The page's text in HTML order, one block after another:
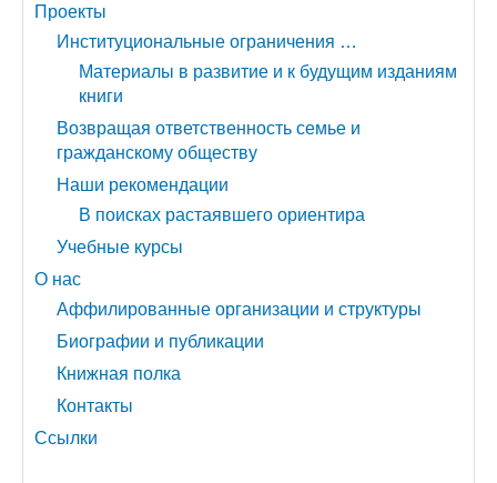
Проекты
Институциональные ограничения …
Материалы в развитие и к будущим изданиям
книги
Возвращая ответственность семье и
гражданскому обществу
Наши рекомендации
В поисках растаявшего ориентира
Учебные курсы
О нас
Аффилированные организации и структуры
Биографии и публикации
Книжная полка
Контакты
Ссылки